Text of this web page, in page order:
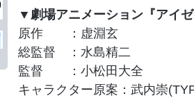
▼劇場アニメーション『アイ
原作 ：虚淵玄
総監督 ：水島精二
監督 ：小松田大全
キャラクター原案：武内崇